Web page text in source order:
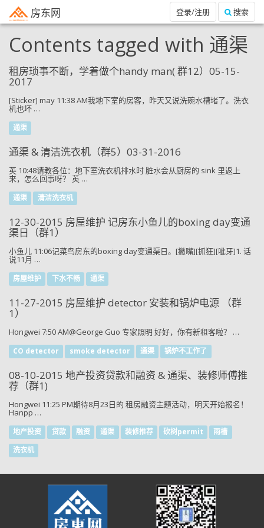
房东网 搜索
登录/注册
Contents tagged with 通渠
租房琐事不断，学着做个handy man( 群12）05-15-
2017
[Sticker] may 11:38 AM我地下室的房客，昨天又说洗碗水槽堵了。洗衣
机也坏 …
通渠
通渠 & 清洁洗衣机（群5）03-31-2016
英 10:48请教各位：地下室洗衣机排水时 脏水会从厨房的 sink 里返上
来，怎么回事呀？ 英 …
通渠 清洁洗衣机
12-30-2015 房屋维护 记房东小鱼儿的boxing day变通
渠日（群1）
小鱼儿 11:06记菜鸟房东的boxing day变通渠日。[撇嘴][抓狂][呲牙]1. 话
说11月 …
房屋维护 下水不畅 通渠
11-27-2015 房屋维护 detector 安装和锅炉电源 （群
1）
Hongwei 7:50 AM@George Guo 专家照明 好好，你有新租客啦？ …
CO detector smoke detector 通渠 锅炉不工作了
08-10-2015 地产投资贷款和融资 & 通渠、装修师傅推
荐（群1)
Hongwei 11:25 PM期待8月23日的 租房融资主题活动，明天开始报名！
Hanpp …
地产投资 贷款 融资 通渠 装修推荐 砍树permit
雨槽
洗衣机